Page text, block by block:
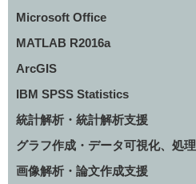
Microsoft Office
MATLAB R2016a
ArcGIS
IBM SPSS Statistics
統計解析・統計解析支援
グラフ作成・データ可視化、処理
画像解析・論文作成支援